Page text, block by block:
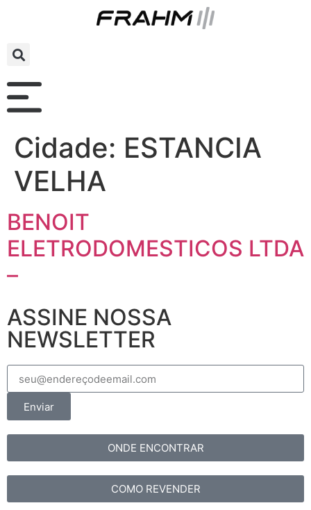
Cidade: ESTANCIA
VELHA
BENOIT
ELETRODOMESTICOS LTDA
–
ASSINE NOSSA
NEWSLETTER
Enviar
ONDE ENCONTRAR
COMO REVENDER